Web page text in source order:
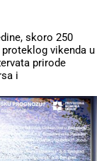
skoro 250
vikenda u
prirode
i